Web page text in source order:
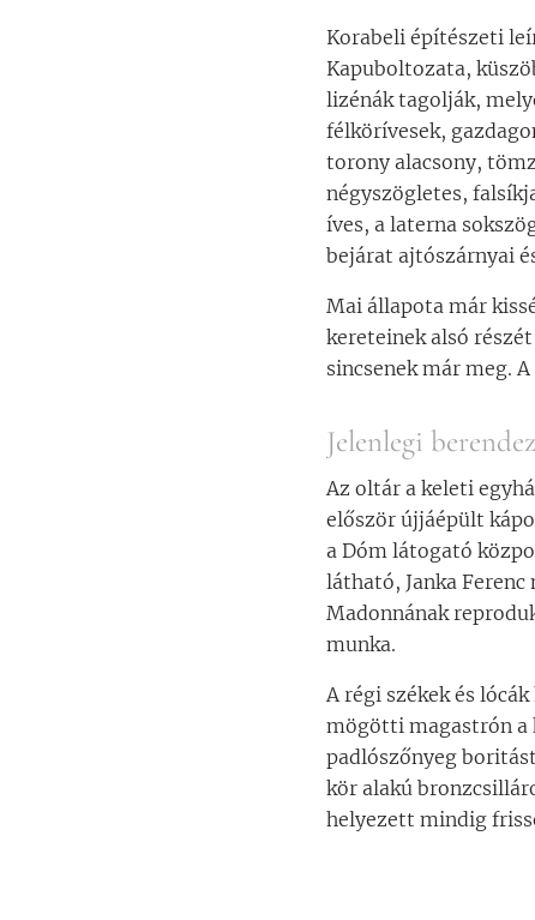
Korabeli építészeti
Kapuboltozata,
lizénák tagolják,
félkörívesek,
torony alacsony,
négyszögletes,
íves, a laterna
bejárat ajtószárnyai
Mai állapota már
kereteinek alsó
sincsenek már meg.
Jelenlegi
Az oltár a keleti
először újjáépült
a Dóm látogató
látható, Janka
Madonnának
munka.
A régi székek és
mögötti magastrón a
padlószőnyeg
kör alakú
helyezett mindig